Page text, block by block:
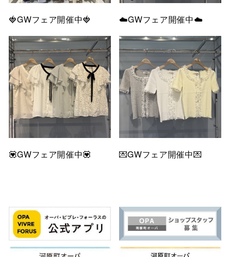
🍓GWフェア開催中🍓 ☁️GWフェア開催中☁️
💟GWフェア開催中💟 💌GWフェア開催中💌